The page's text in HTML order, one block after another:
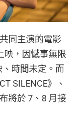
同主演的電影
映，因憾事無限
時間未定。而
SILENCE》、
將於 7、8 月接